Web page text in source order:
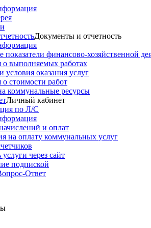
Документы и отчетность
финансово-хозяйственной
о выполняемых работах
условия оказания услуг
стоимости работ
коммунальные ресурсы
Личный кабинет
по Л/С
и оплат
на оплату коммунальных услуг
через сайт
подпиской
Ответ